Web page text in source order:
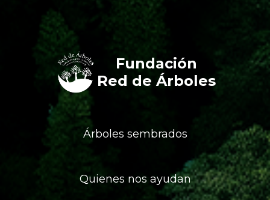
Fundación
Red de Árboles
Árboles sembrados
Quienes nos ayudan